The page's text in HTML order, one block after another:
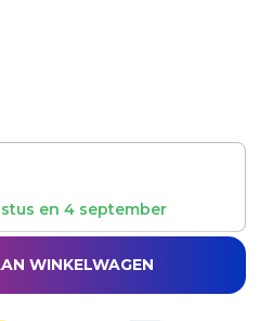
en 4 september
WINKELWAGEN